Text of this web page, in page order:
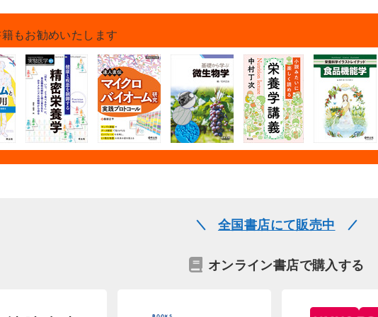
もお勧めいたします
全国書店にて販売中
オンライン書店で購入する